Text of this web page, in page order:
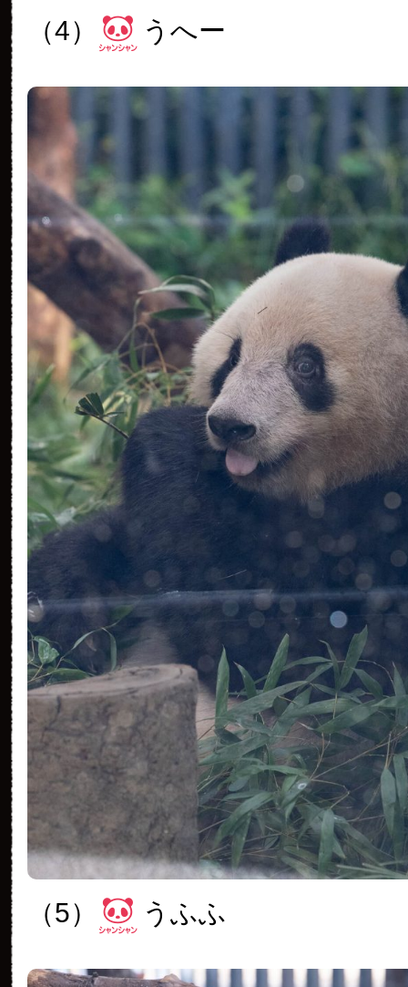
（4） うへー
（5） うふふ